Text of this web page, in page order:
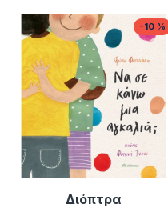
-10 %
Διόπτρα